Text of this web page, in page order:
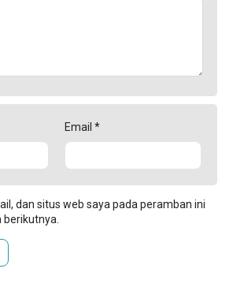
Email *
dan situs web saya pada peramban ini